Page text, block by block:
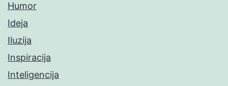
Humor
Ideja
Iluzija
Inspiracija
Inteligencija